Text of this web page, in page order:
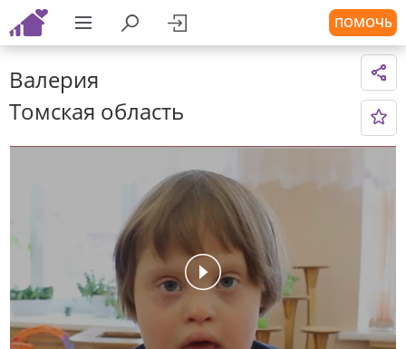
ПОМОЧЬ
Валерия
Томская область